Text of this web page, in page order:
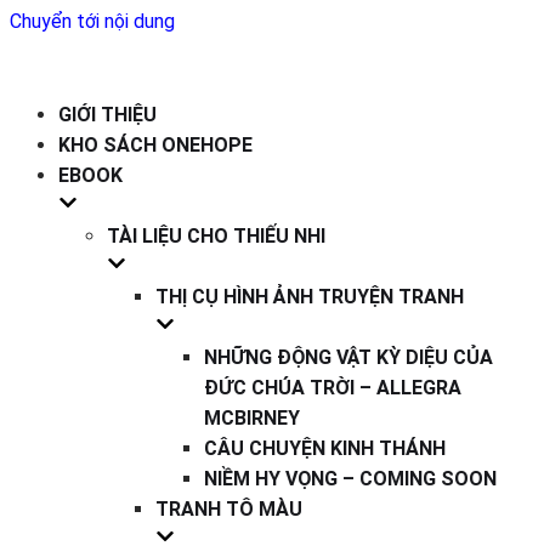
Chuyển tới nội dung
GIỚI THIỆU
KHO SÁCH ONEHOPE
EBOOK
TÀI LIỆU CHO THIẾU NHI
THỊ CỤ HÌNH ẢNH TRUYỆN TRANH
NHỮNG ĐỘNG VẬT KỲ DIỆU CỦA
ĐỨC CHÚA TRỜI – ALLEGRA
MCBIRNEY
CÂU CHUYỆN KINH THÁNH
NIỀM HY VỌNG – COMING SOON
TRANH TÔ MÀU